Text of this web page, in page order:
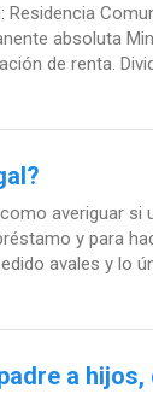
Residencia
absoluta
de renta.
averiguar si
y para
avales y lo
a